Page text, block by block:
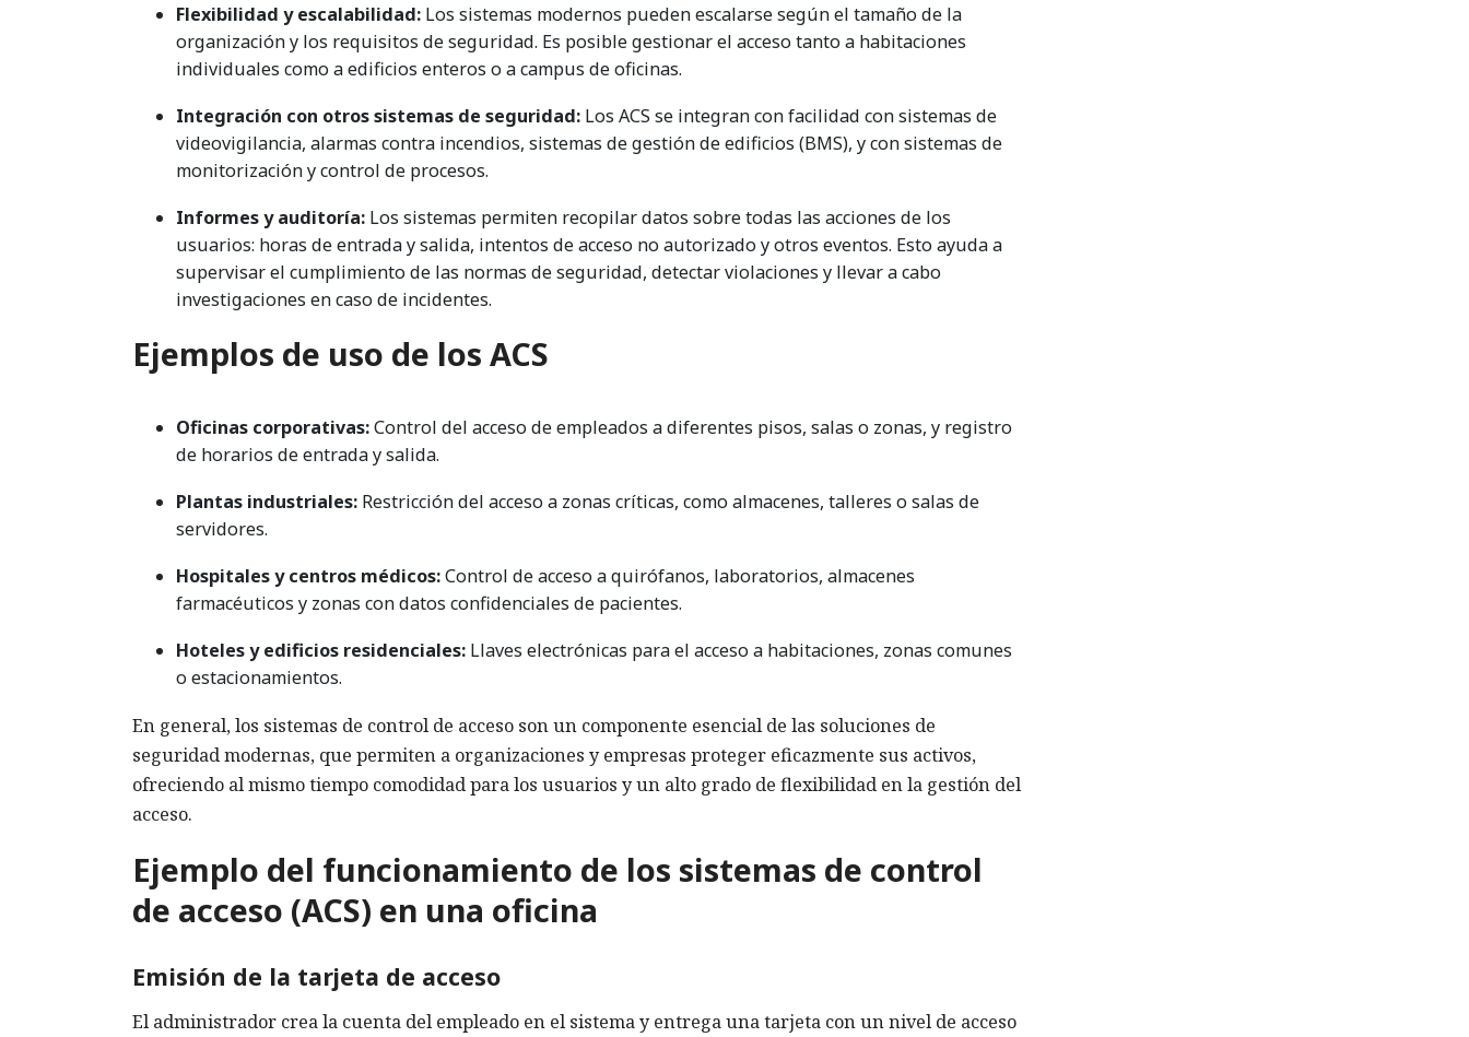
Flexibilidad y escalabilidad: Los sistemas modernos pueden escalarse según el tamaño de la
organización y los requisitos de seguridad. Es posible gestionar el acceso tanto a habitaciones
individuales como a edificios enteros o a campus de oficinas.
Integración con otros sistemas de seguridad: Los ACS se integran con facilidad con sistemas de
videovigilancia, alarmas contra incendios, sistemas de gestión de edificios (BMS), y con sistemas de
monitorización y control de procesos.
Informes y auditoría: Los sistemas permiten recopilar datos sobre todas las acciones de los
usuarios: horas de entrada y salida, intentos de acceso no autorizado y otros eventos. Esto ayuda a
supervisar el cumplimiento de las normas de seguridad, detectar violaciones y llevar a cabo
investigaciones en caso de incidentes.
Ejemplos de uso de los ACS
Oficinas corporativas:Control del acceso de empleados a diferentes pisos, salas o zonas, y registro
de horarios de entrada y salida.
Plantas industriales: Restricción del acceso a zonas críticas, como almacenes, talleres o salas de
servidores.
Hospitales y centros médicos:Control de acceso a quirófanos, laboratorios, almacenes
farmacéuticos y zonas con datos confidenciales de pacientes.
Hoteles y edificios residenciales: Llaves electrónicas para el acceso a habitaciones, zonas comunes
o estacionamientos.
En general, los sistemas de control de acceso son un componente esencial de las soluciones de
seguridad modernas, que permiten a organizaciones y empresas proteger eficazmente sus activos,
ofreciendo al mismo tiempo comodidad para los usuarios y un alto grado de flexibilidad en la gestión del
acceso.
Ejemplo del funcionamiento de los sistemas de control
de acceso (ACS) en una oficina
Emisión de la tarjeta de acceso
El administrador crea la cuenta del empleado en el sistema y entrega una tarjeta con un nivel de acceso